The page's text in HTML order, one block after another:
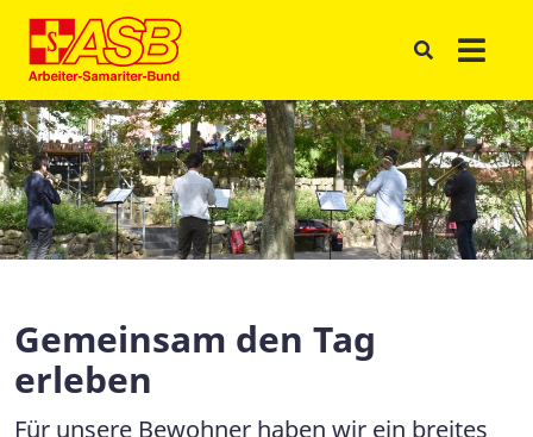
Gemeinsam den Tag
erleben
Für unsere Bewohner haben wir ein breites